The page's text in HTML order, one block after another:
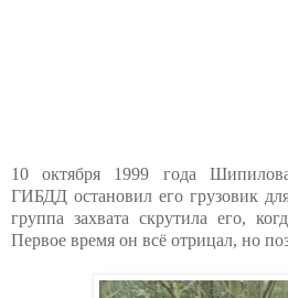
10 октября 1999 года
ГИБДД остановил его грузовик
группа захвата скрутила его,
Первое время он всё отрицал, но